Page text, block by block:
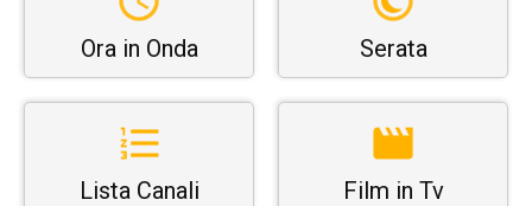
Ora in Onda Serata
Lista Canali Film in Tv